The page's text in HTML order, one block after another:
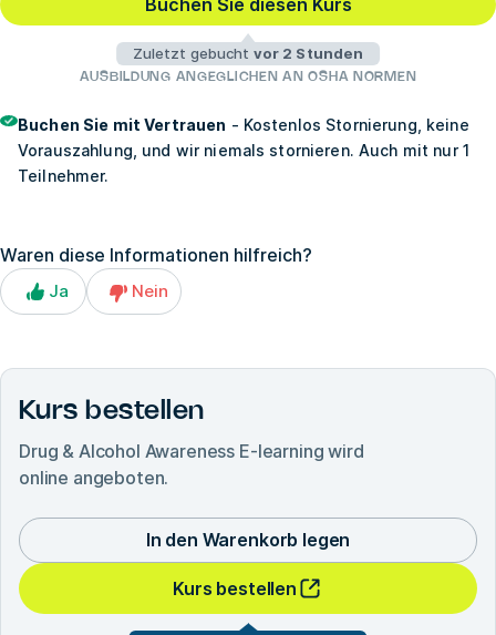
Buchen Sie diesen Kurs
Zuletzt gebucht vor 2 Stunden
AUSBILDUNG ANGEGLICHEN AN OSHA NORMEN
Buchen Sie mit Vertrauen - Kostenlos Stornierung, keine
Vorauszahlung, und wir niemals stornieren. Auch mit nur 1
Teilnehmer.
Waren diese Informationen hilfreich?
Ja Nein
Kurs bestellen
Drug & Alcohol Awareness E-learning wird
online angeboten.
In den Warenkorb legen
Kurs bestellen